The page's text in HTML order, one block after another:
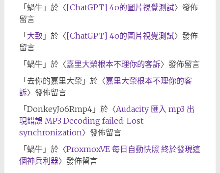
「 蝸牛」於〈[ChatGPT] 4o的圖片視覺測試〉發佈
留言
「 大致 」於〈[ChatGPT] 4o的圖片視覺測試〉發佈
留言
「 蝸牛」於〈嘉里大榮根本不理你的客訴〉發佈留言
「 去你的嘉里大榮 」於〈嘉里大榮根本不理你的客
訴〉發佈留言
「 DonkeyJo6Rmp4」於〈Audacity 匯入 mp3 出
現錯誤 MP3 Decoding failed: Lost
synchronization〉發佈留言
「 蝸牛」於〈ProxmoxVE 每日自動快照 終於發現這
個神兵利器〉發佈留言